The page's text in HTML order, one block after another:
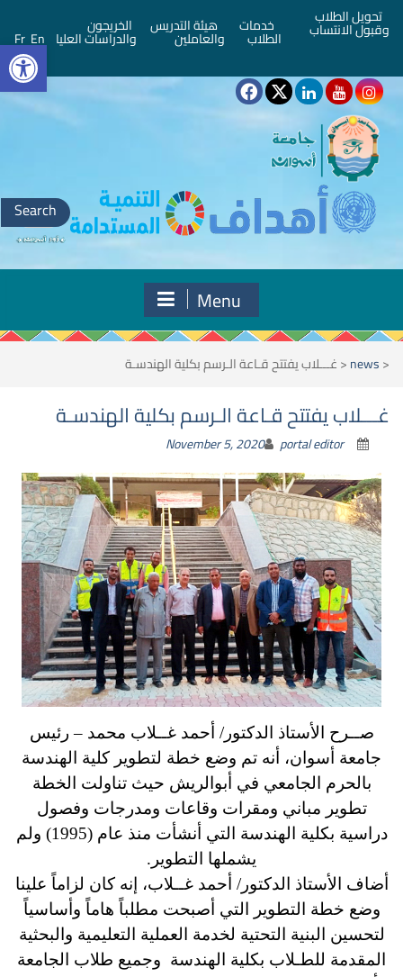
تحويل الطلاب
وقبول الانتساب خدمات
الطلاب
هيئة التدريس
والعاملين
الخريجون
والدراسات العليا En
Fr
Search
for:
Menu
<
news
<غـــلاب يفتتح قـاعة الـرسم بكلية الهندسـة
غـــلاب يفتتح قـاعة الـرسم بكلية الهندسـة
November 5, 2020 portal editor
صــرح الأستاذ الدكتور/ أحمد غــلاب محمد – رئيس
جامعة أسوان، أنه تم وضع خطة لتطوير كلية الهندسة
بالحرم الجامعي في أبوالريش حيثتناولت الخطة
تطوير مباني ومقرات وقاعات ومدرجات وفصول
دراسية بكلية الهندسة التي أنشأت منذ عام (1995) ولم
يشملها التطوير.
أضاف الأستاذ الدكتور/ أحمد غــلاب، إنه كان لزاماً علينا
وضع خطة التطوير التي أصبحت مطلباً هاماً وأساسياً
لتحسين البنية التحتية لخدمة العملية التعليمية والبحثية
المقدمة للطـلاب بكلية الهندسة وجميع طلاب الجامعة